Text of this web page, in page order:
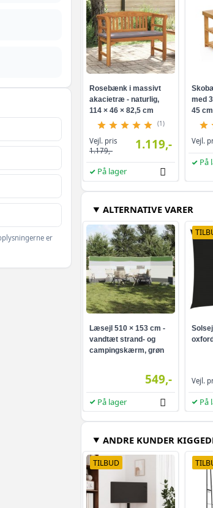
er
Gråbrun - 400 x 80
Sandfavet - 1200 x
Sandfavet - 600 x
Sort - 600 x 120 cm
Sort - 400 x 80 cm
Gråbrun - 1200 x
Grøn - 600 x 120 cm
Sandfavet - 400 x
Gråbrun - 800 x
Gråbrun - 400 x
Grå - 800 x 80 cm -
Gråbrun - 600 x
Sort - 800 x 120
Grøn - 600 x 160
Rosebænk i massivt
akacietræ - naturlig,
114 × 46 × 82,5 cm
(1)
Vejl. pris
1.179,-
1.119,-
På lager
med
45 cm
Vejl.
På
ALTERNATIVE VARER
Læsejl 510 × 153 cm -
vandtæt strand- og
campingskærm, grøn
549,-
På lager
Vejl.
På
ANDRE KUNDER
TILBUD